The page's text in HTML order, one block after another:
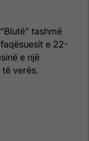
tashmë
e 22-
e një
verës.